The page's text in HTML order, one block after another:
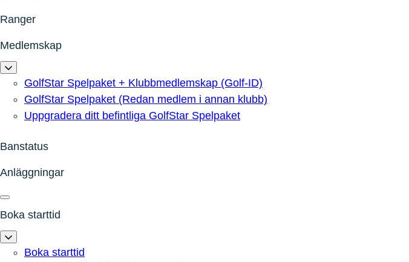
Ranger
Medlemskap
GolfStar Spelpaket + Klubbmedlemskap (Golf-ID)
GolfStar Spelpaket (Redan medlem i annan klubb)
Uppgradera ditt befintliga GolfStar Spelpaket
Banstatus
Anläggningar
Boka starttid
Boka starttid